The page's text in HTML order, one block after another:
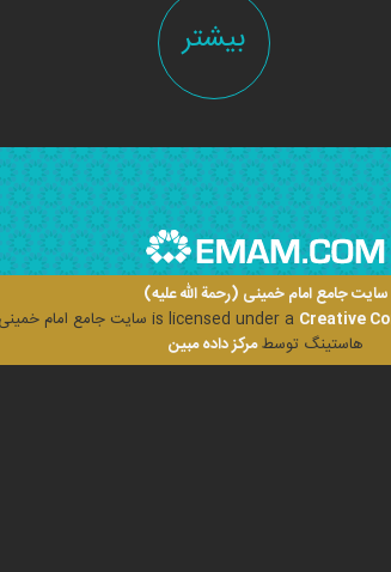
بیشتر
سایت جامع امام خمینی (رحمة الله علیه)
سایت جامع امام خمینی is licensed under a Creative
هاستینگ توسطمرکز داده مبین